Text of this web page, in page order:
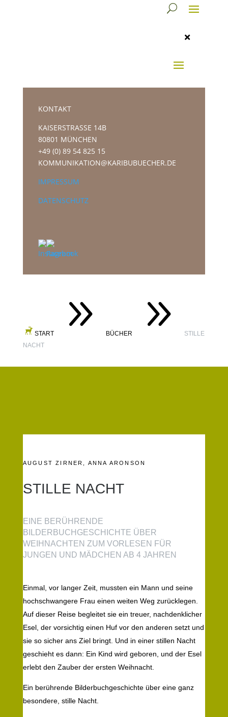

KONTAKT
KAISERSTRASSE 14B
80801 MÜNCHEN
+49 (0) 89 54 825 15
KOMMUNIKATION@KARIBUBUECHER.DE
IMPRESSUM
DATENSCHUTZ
START 9 BÜCHER 9
STILLE
NACHT
AUGUST ZIRNER ANNA ARONSON
STILLE NACHT
EINE BERÜHRENDE
BILDERBUCHGESCHICHTE ÜBER
WEIHNACHTEN ZUM VORLESEN FÜR
JUNGEN UND MÄDCHEN AB 4 JAHREN
Einmal, vor langer Zeit, mussten ein Mann und seine
hochschwangere Frau einen weiten Weg zurücklegen.
Auf dieser Reise begleitet sie ein treuer, nachdenklicher
Esel, der vorsichtig einen Huf vor den anderen setzt und
sie so sicher ans Ziel bringt. Und in einer stillen Nacht
geschieht es dann: Ein Kind wird geboren, und der Esel
erlebt den Zauber der ersten Weihnacht.
Ein berührende Bilderbuchgeschichte über eine ganz
besondere, stille Nacht.